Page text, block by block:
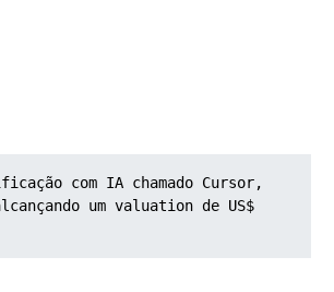
com IA chamado Cursor,
um valuation de US$